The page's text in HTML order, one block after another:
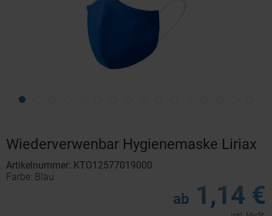
Wiederverwenbar Hygienemaske Liriax
Artikelnummer: KTO12577019000
Farbe: Blau
ab 1,14 €